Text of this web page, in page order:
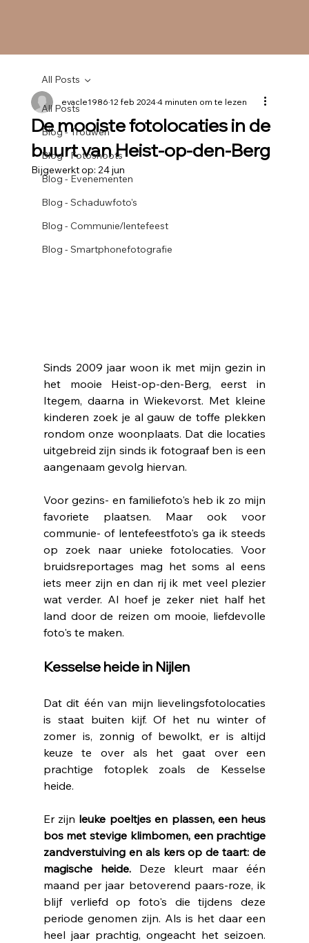
All Posts
Blog - Trouwen
Blog - Fotoshoots
Blog - Evenementen
Blog - Schaduwfoto's
Blog - Communie/lentefeest
Blog - Smartphonefotografie
All Posts
De mooiste fotolocaties in de
buurt van Heist-op-den-Berg
evacle198612 feb 20244 minuten om te lezen
Bijgewerkt op: 24 jun
Sinds 2009 jaar woon ik met mijn gezin in
het mooie Heist-op-den-Berg, eerst in
Itegem, daarna in Wiekevorst. Met kleine
kinderen zoek je al gauw de toffe plekken
rondom onze woonplaats. Dat die locaties
uitgebreid zijn sinds ik fotograaf ben is een
aangenaam gevolg hiervan.
Voor gezins- en familiefoto's heb ik zo mijn
favoriete plaatsen. Maar ook voor
communie- of lentefeestfoto's ga ik steeds
op zoek naar unieke fotolocaties. Voor
bruidsreportages mag het soms al eens
iets meer zijn en dan rij ik met veel plezier
wat verder. Al hoef je zeker niet half het
land door de reizen om mooie, liefdevolle
foto's te maken.
Kesselse heide in Nijlen
Dat dit één van mijn lievelingsfotolocaties
is staat buiten kijf. Of het nu winter of
zomer is, zonnig of bewolkt, er is altijd
keuze te over als het gaat over een
prachtige fotoplek zoals de Kesselse
heide.
Er zijn leuke poeltjes en plassen, een heus
bos met stevige klimbomen, een prachtige
zandverstuiving en als kers op de taart: de
magische heide. Deze kleurt maar één
maand per jaar betoverend paars-roze, ik
blijf verliefd op foto's die tijdens deze
periode genomen zijn. Als is het daar een
heel jaar prachtig, ongeacht het seizoen.